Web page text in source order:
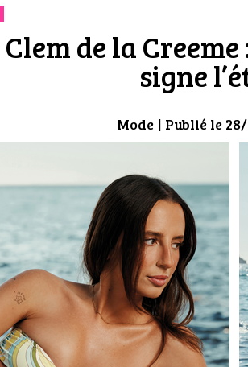
de la
signe
Mode | Publié le